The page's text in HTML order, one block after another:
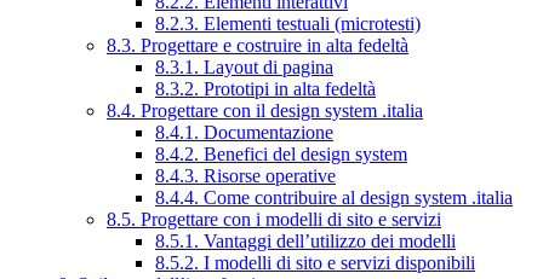
8.2.3. Elementi testuali (microtesti)
8.3. Progettare e costruire in alta fedeltà
8.3.1. Layout di pagina
8.3.2. Prototipi in alta fedeltà
8.4. Progettare con il design system .italia
8.4.1. Documentazione
8.4.2. Benefici del design system
8.4.3. Risorse operative
8.4.4. Come contribuire al design system .italia
8.5. Progettare con i modelli di sito e servizi
8.5.1. Vantaggi dell’utilizzo dei modelli
8.5.2. I modelli di sito e servizi disponibili